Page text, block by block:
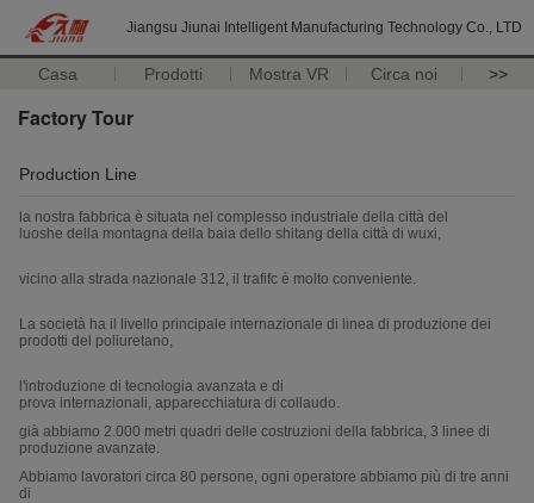
Jiangsu Jiunai Intelligent Manufacturing Technology Co., LTD
Casa Prodotti Mostra VR Circa noi >>
Factory Tour
Production Line
la nostra fabbrica è situata nel complesso industriale della città del
luoshe della montagna della baia dello shitang della città di wuxi,
vicino alla strada nazionale 312, il trafifc è molto conveniente.
La società ha il livello principale internazionale di linea di produzione dei
prodotti del poliuretano,
l'introduzione di tecnologia avanzata e di
prova internazionali, apparecchiatura di collaudo.
già abbiamo 2.000 metri quadri delle costruzioni della fabbrica, 3 linee di
produzione avanzate.
Abbiamo lavoratori circa 80 persone, ogni operatore abbiamo più di tre anni
di